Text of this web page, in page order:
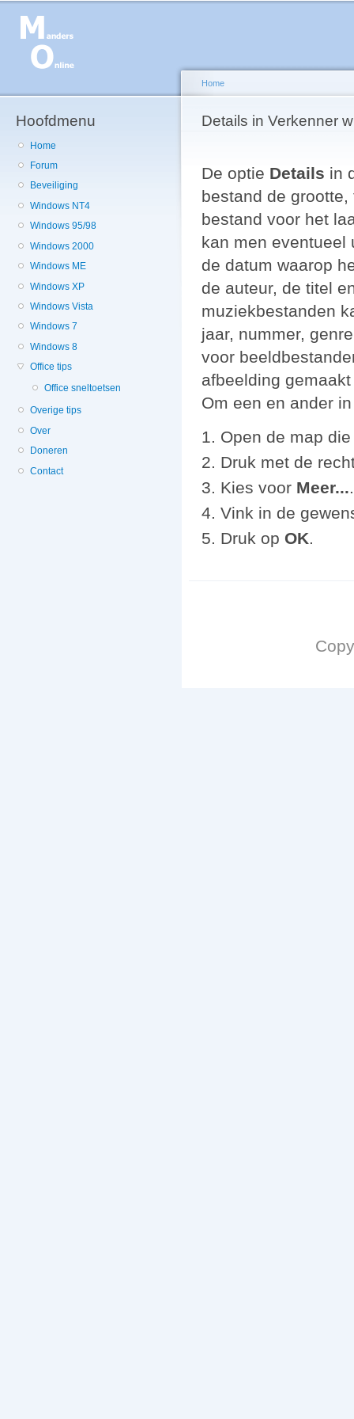
Hoofdmenu
Home
Forum
Beveiliging
Windows NT4
Windows 95/98
Windows 2000
Windows ME
Windows XP
Windows Vista
Windows 7
Windows 8
Office tips
Office sneltoetsen
Overige tips
Over
Doneren
Contact
U bent hier
Home
Details in Verkenner
De optie Details in
bestand de
bestand voor het
kan men eventueel
de datum waarop
de auteur, de titel
muziekbestanden
jaar, nummer,
voor
afbeelding
Om een en ander
Open de map
Druk met de
Kies voor Meer....
Vink in de
Druk op OK.